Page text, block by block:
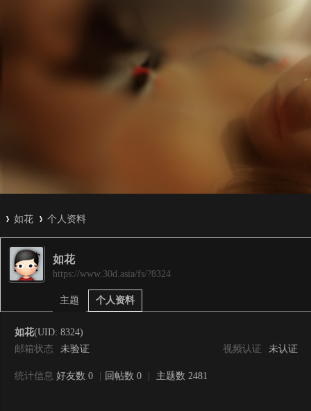
如花
›
个人资料
如花
https://www.30d.asia/fs/?8324
主题 个人资料
如花(UID: 8324)
邮箱状态
未验证 视频认证 未认证
统计信息 好友数 0 回帖数 0 主题数 2481